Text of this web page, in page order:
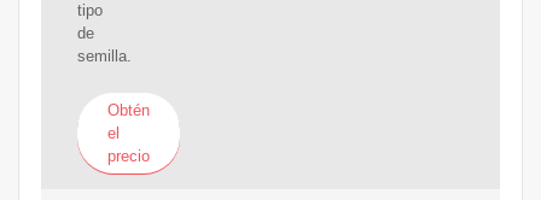
tipo
de
semilla.
Obtén
el
precio